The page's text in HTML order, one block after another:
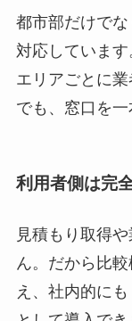
都市部だけで
対応しています
エリアごとに
でも、窓口を一
利用者側は完
見積もり取得
ん。だから比
え、社内的に